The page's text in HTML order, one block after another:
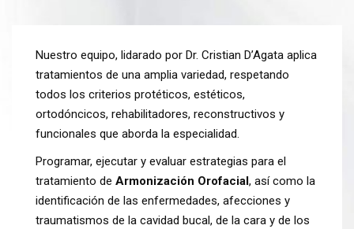
Nuestro equipo, lidarado por Dr. Cristian D’Agata aplica
tratamientos de una amplia variedad, respetando
todos los criterios protéticos, estéticos,
ortodóncicos, rehabilitadores, reconstructivos y
funcionales que aborda la especialidad.
Programar, ejecutar y evaluar estrategias para el
tratamiento de Armonización Orofacial, así como la
identificación de las enfermedades, afecciones y
traumatismos de la cavidad bucal, de la cara y de los